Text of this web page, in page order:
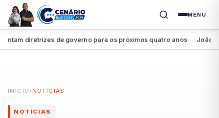
MENU
diretrizes de governo para os próximos quatro anos ● João
INÍCIO › NOTÍCIAS
NOTÍCIAS